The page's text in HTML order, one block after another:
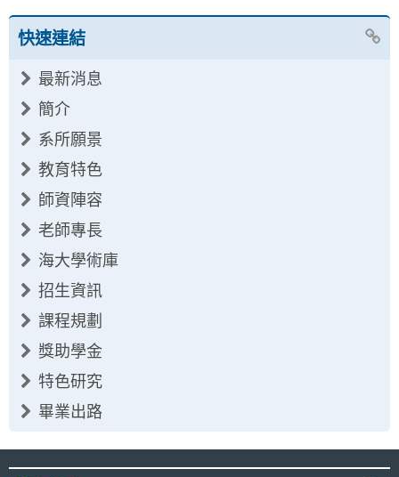
快速連結
最新消息
簡介
系所願景
教育特色
師資陣容
老師專長
海大學術庫
招生資訊
課程規劃
獎助學金
特色研究
畢業出路
:::